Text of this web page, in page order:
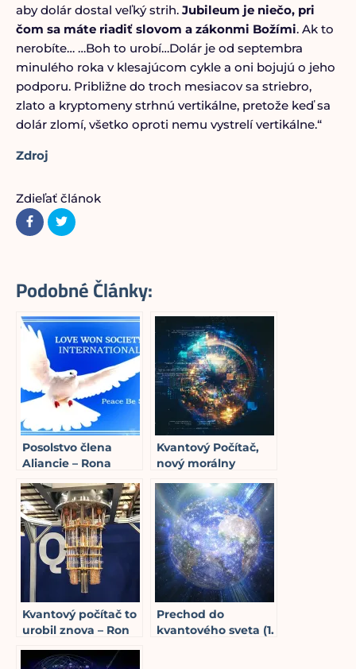
aby dolár dostal veľký strih. Jubileum je niečo, pri
čom sa máte riadiť slovom a zákonmi Božími. Ak to
nerobíte… …Boh to urobí…Dolár je od septembra
minulého roka v klesajúcom cykle a oni bojujú o jeho
podporu. Približne do troch mesiacov sa striebro,
zlato a kryptomeny strhnú vertikálne, pretože keď sa
dolár zlomí, všetko oproti nemu vystrelí vertikálne.“
Zdroj
Zdieľať článok
Podobné Články:
Posolstvo člena
Aliancie – Rona
9min read
Kvantový Počítač,
nový morálny
– Ron Giles
7min read
Kvantový počítač to
urobil znova – Ron
Prechod do
kvantového sveta (1.